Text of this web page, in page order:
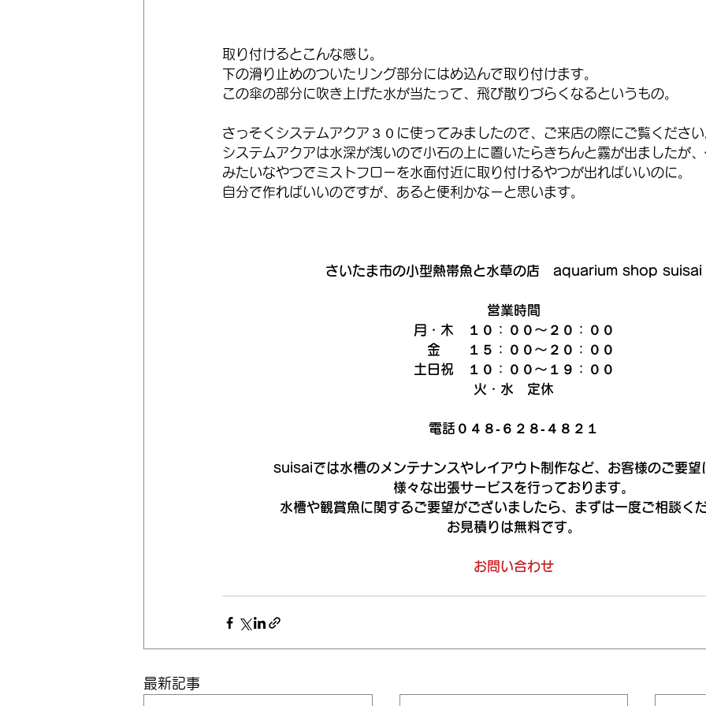
取り付けるとこんな感じ。
下の滑り止めのついたリング部分にはめ込んで取り付けます。
この傘の部分に吹き上げた水が当たって、飛び散りづらくなるというもの。
さっそくシステムアクア３０に使ってみましたので、ご来店の際にご覧ください
システムアクアは水深が浅いので小石の上に置いたらきちんと霧が出ましたが
みたいなやつでミストフローを水面付近に取り付けるやつが出ればいいのに。
自分で作ればいいのですが、あると便利かなーと思います。
さいたま市の小型熱帯魚と水草の店　aquarium shop suisai
営業時間
月・木　１０：００～２０：００
金　　１５：００～２０：００
土日祝　１０：００～１９：００
火・水　定休
電話０４８‐６２８‐４８２１
suisaiでは水槽のメンテナンスやレイアウト制作など、お客様のご要望
様々な出張サービスを行っております。
水槽や観賞魚に関するご要望がございましたら、まずは一度ご相談くだ
お見積りは無料です。
お問い合わせ
最新記事